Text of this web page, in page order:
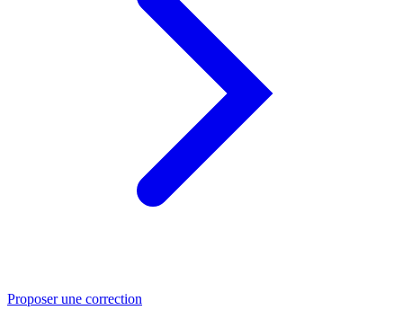
Proposer une correction